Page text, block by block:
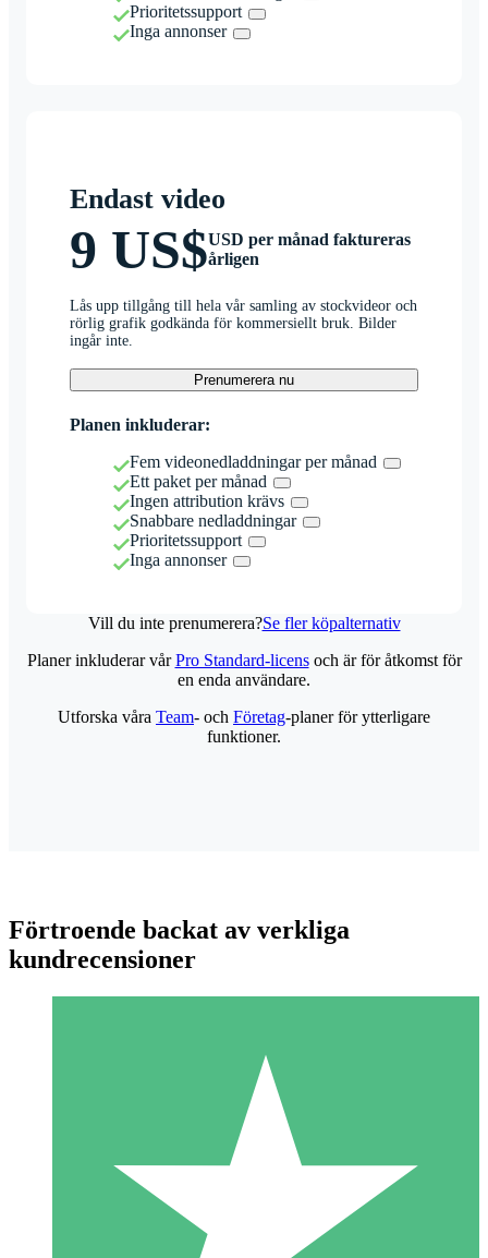
Prioritetssupport
Inga annonser
Endast video
9 US$USD per månad faktureras
årligen
Lås upp tillgång till hela vår samling av stockvideor och
rörlig grafik godkända för kommersiellt bruk. Bilder
ingår inte.
Prenumerera nu
Planen inkluderar:
Fem videonedladdningar per månad
Ett paket per månad
Ingen attribution krävs
Snabbare nedladdningar
Prioritetssupport
Inga annonser
Vill du inte prenumerera?Se fler köpalternativ
Individuella Kreditpaket
Betala per användning med nedladdningskrediter. Inget
1 Nedladdningar
Planer inkluderar vårPro Standard-licensoch är för åtkomst för
en enda användare.
Utforska våra Team- och Företag-planer för ytterligare
funktioner.
Förtroende backat av verkliga
kundrecensioner